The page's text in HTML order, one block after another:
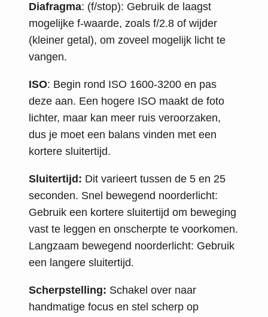
Diafragma: (f/stop): Gebruik de laagst
mogelijke f-waarde, zoals f/2.8 of wijder
(kleiner getal), om zoveel mogelijk licht te
vangen.
ISO: Begin rond ISO 1600-3200 en pas
deze aan. Een hogere ISO maakt de foto
lichter, maar kan meer ruis veroorzaken,
dus je moet een balans vinden met een
kortere sluitertijd.
Sluitertijd: Dit varieert tussen de 5 en 25
seconden. Snel bewegend noorderlicht:
Gebruik een kortere sluitertijd om beweging
vast te leggen en onscherpte te voorkomen.
Langzaam bewegend noorderlicht: Gebruik
een langere sluitertijd.
Scherpstelling: Schakel over naar
handmatige focus en stel scherp op